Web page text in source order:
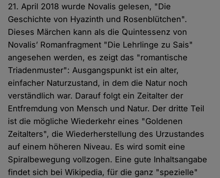
21. April 2018 wurde Novalis gelesen, "Die
Geschichte von Hyazinth und Rosenblütchen".
Dieses Märchen kann als die Quintessenz von
Novalis’ Romanfragment "Die Lehrlinge zu Sais"
angesehen werden, es zeigt das "romantische
Triadenmuster": Ausgangspunkt ist ein alter,
einfacher Naturzustand, in dem die Natur noch
verständlich war. Darauf folgt ein Zeitalter der
Entfremdung von Mensch und Natur. Der dritte Teil
ist die mögliche Wiederkehr eines "Goldenen
Zeitalters", die Wiederherstellung des Urzustandes
auf einem höheren Niveau. Es wird somit eine
Spiralbewegung vollzogen. Eine gute Inhaltsangabe
findet sich bei Wikipedia, für die ganz "spezielle"